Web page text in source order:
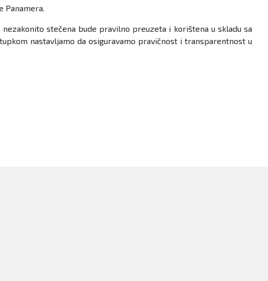
Panamera.
stečena bude pravilno preuzeta i korištena u skladu sa
nastavljamo da osiguravamo pravičnost i transparentnost u